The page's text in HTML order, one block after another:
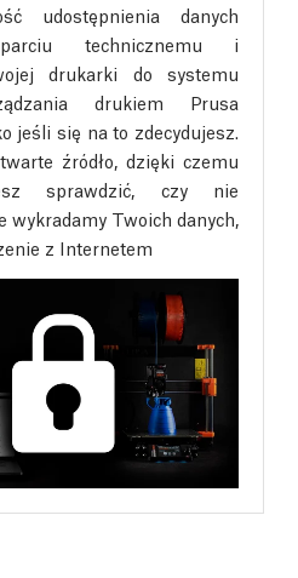
udostępnienia danych
technicznemu i
drukarki do systemu
drukiem Prusa
jeśli się na to zdecydujesz.
źródło, dzięki czemu
sprawdzić, czy nie
wykradamy Twoich danych,
z Internetem